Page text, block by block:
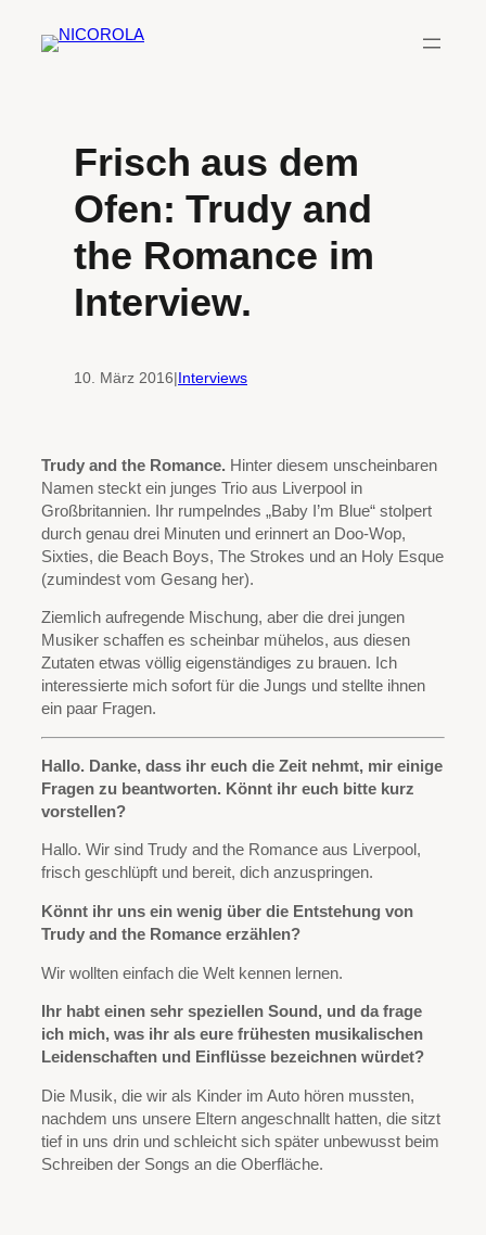
Inhalt
Frisch aus dem
Ofen: Trudy and
the Romance im
Interview.
10. März 2016|Interviews
Trudy and the Romance. Hinter diesem unscheinbaren
Namen steckt ein junges Trio aus Liverpool in
Großbritannien. Ihr rumpelndes „Baby I’m Blue“ stolpert
durch genau drei Minuten und erinnert an Doo-Wop,
Sixties, die Beach Boys, The Strokes und an Holy Esque
(zumindest vom Gesang her).
Ziemlich aufregende Mischung, aber die drei jungen
Musiker schaffen es scheinbar mühelos, aus diesen
Zutaten etwas völlig eigenständiges zu brauen. Ich
interessierte mich sofort für die Jungs und stellte ihnen
ein paar Fragen.
Hallo. Danke, dass ihr euch die Zeit nehmt, mir einige
Fragen zu beantworten. Könnt ihr euch bitte kurz
vorstellen?
Hallo. Wir sind Trudy and the Romance aus Liverpool,
frisch geschlüpft und bereit, dich anzuspringen.
Könnt ihr uns ein wenig über die Entstehung von
Trudy and the Romance erzählen?
Wir wollten einfach die Welt kennen lernen.
Ihr habt einen sehr speziellen Sound, und da frage
ich mich, was ihr als eure frühesten musikalischen
Leidenschaften und Einflüsse bezeichnen würdet?
Die Musik, die wir als Kinder im Auto hören mussten,
nachdem uns unsere Eltern angeschnallt hatten, die sitzt
tief in uns drin und schleicht sich später unbewusst beim
Schreiben der Songs an die Oberfläche.